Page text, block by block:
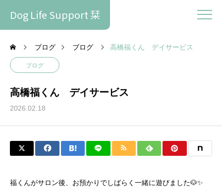
Dog Life Support 栞
ブログ ブログ 高橋福くん デイサービス
ブログ
高橋福くん デイサービス
2026.02.18
福くんがサロン後、お預かりでしばらく一緒に遊びました🐶✨